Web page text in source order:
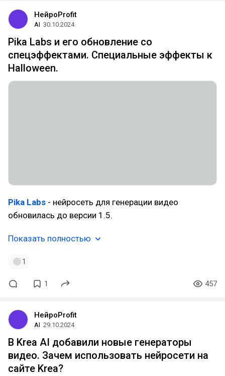
НейроProfit
AI 30.10.2024
Pika Labs и его обновление со
спецэффектами. Специальные эффекты к
Halloween.
Pika Labs - нейросеть для генерации видео
обновилась до версии 1.5.
Показать полностью
1
1 457
НейроProfit
AI 29.10.2024
В Krea AI добавили новые генераторы
видео. Зачем использовать нейросети на
сайте Krea?